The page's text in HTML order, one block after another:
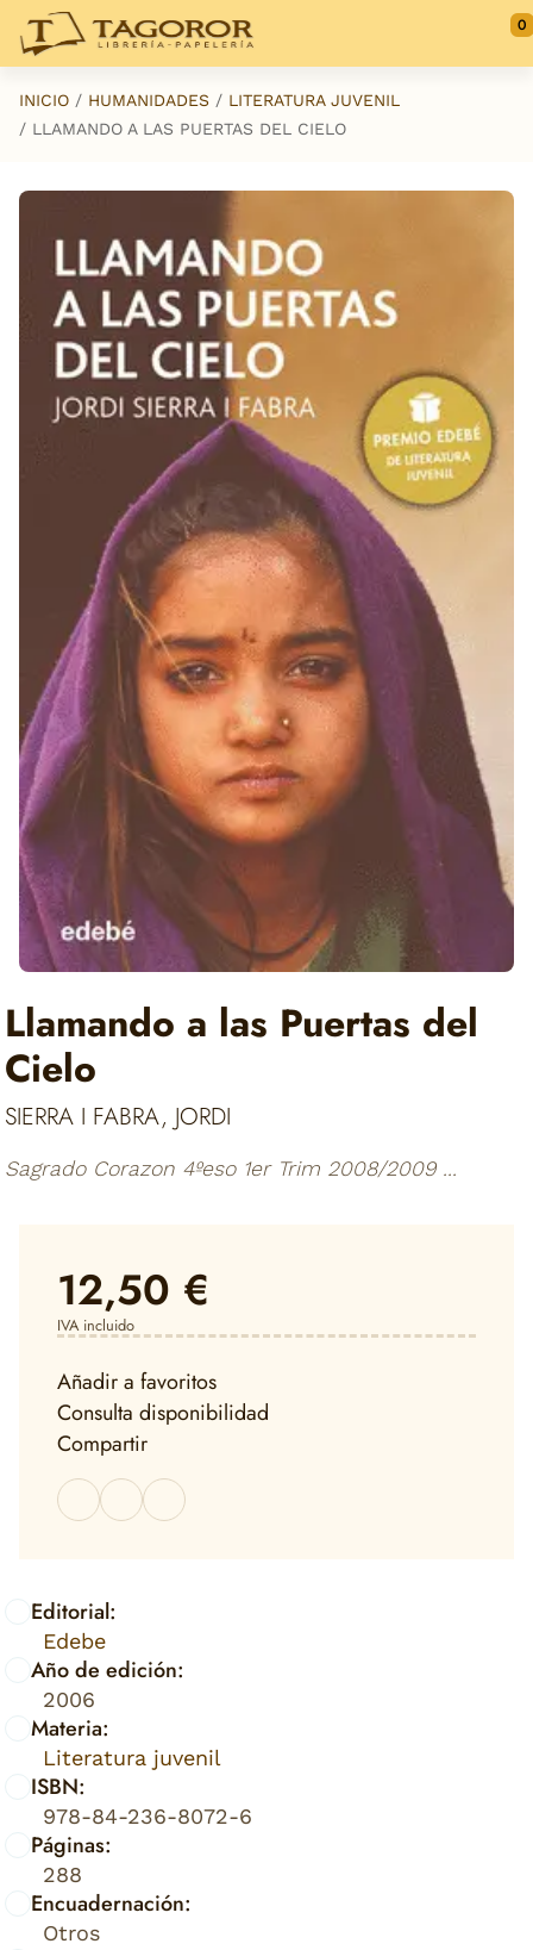
Saltar al contenido principal
0
INICIO HUMANIDADES
LITERATURA JUVENIL
LLAMANDO A LAS PUERTAS DEL CIELO
Llamando a las Puertas del
Cielo
SIERRA I FABRA, JORDI
Sagrado Corazon 4ºeso 1er Trim 2008/2009 ...
Editorial:
Edebe
Año de edición:
2006
Materia:
Literatura juvenil
ISBN:
978-84-236-8072-6
Páginas:
288
Encuadernación:
Otros
12,50 €
IVA incluido
Añadir a favoritos
Consulta disponibilidad
Compartir